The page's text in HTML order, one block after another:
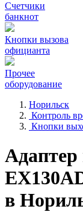
Счетчики
банкнот
Кнопки вызова
официанта
Прочее
оборудование
Норильск
Контроль
Кнопки
Адаптер
в